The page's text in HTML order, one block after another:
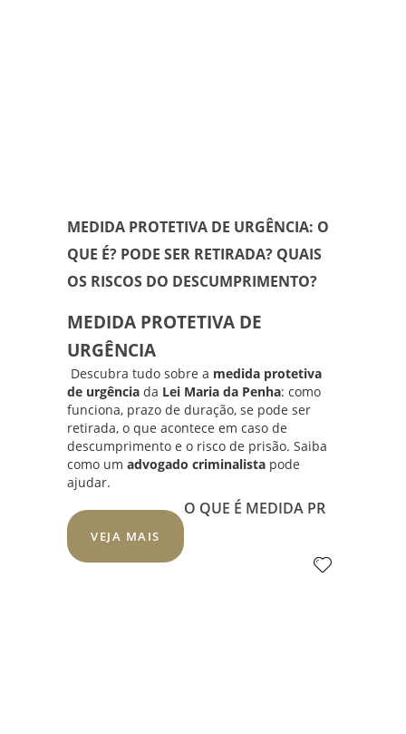
MEDIDA PROTETIVA DE URGÊNCIA: O
QUE É? PODE SER RETIRADA? QUAIS
OS RISCOS DO DESCUMPRIMENTO?
MEDIDA PROTETIVA DE
URGÊNCIA
Descubra tudo sobre a medida protetiva
de urgência da Lei Maria da Penha: como
funciona, prazo de duração, se pode ser
retirada, o que acontece em caso de
descumprimento e o risco de prisão. Saiba
como um advogado criminalista pode
ajudar.
O QUE É MEDIDA PR
VEJA MAIS